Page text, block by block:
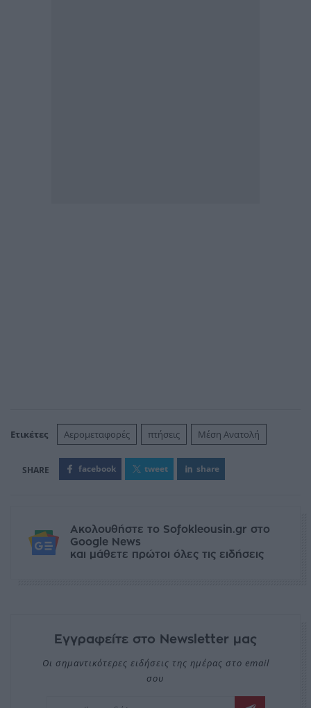
Ετικέτες Αερομεταφορές πτήσεις Μέση Ανατολή
facebook tweet share
Ακολουθήστε το Sofokleousin.gr στο
Google News
και μάθετε πρώτοι όλες τις ειδήσεις
Εγγραφείτε στο Newsletter μας
Οι σημαντικότερες ειδήσεις της ημέρας στο email
σου